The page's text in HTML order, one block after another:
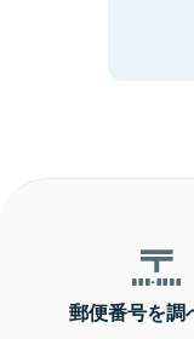
郵便番号を調